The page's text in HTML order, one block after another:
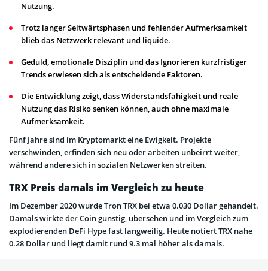
Nutzung.
Trotz langer Seitwärtsphasen und fehlender Aufmerksamkeit
blieb das Netzwerk relevant und liquide.
Geduld, emotionale Disziplin und das Ignorieren kurzfristiger
Trends erwiesen sich als entscheidende Faktoren.
Die Entwicklung zeigt, dass Widerstandsfähigkeit und reale
Nutzung das Risiko senken können, auch ohne maximale
Aufmerksamkeit.
Fünf Jahre sind im Kryptomarkt eine Ewigkeit. Projekte
verschwinden, erfinden sich neu oder arbeiten unbeirrt weiter,
während andere sich in sozialen Netzwerken streiten.
TRX Preis damals im Vergleich zu heute
Im Dezember 2020 wurde Tron TRX bei etwa 0.030 Dollar gehandelt.
Damals wirkte der Coin günstig, übersehen und im Vergleich zum
explodierenden DeFi Hype fast langweilig. Heute notiert TRX nahe
0.28 Dollar und liegt damit rund 9.3 mal höher als damals.